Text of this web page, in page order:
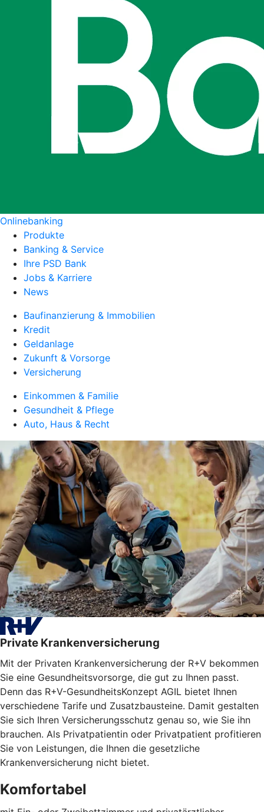
Onlinebanking
Produkte
Banking & Service
Ihre PSD Bank
Jobs & Karriere
News
Baufinanzierung & Immobilien
Kredit
Geldanlage
Zukunft & Vorsorge
Versicherung
Einkommen & Familie
Gesundheit & Pflege
Auto, Haus & Recht
Private Krankenversicherung
Mit der Privaten Krankenversicherung der R+V bekommen
Sie eine Gesundheitsvorsorge, die gut zu Ihnen passt.
Denn das R+V-GesundheitsKonzept AGIL bietet Ihnen
verschiedene Tarife und Zusatzbausteine. Damit gestalten
Sie sich Ihren Versicherungsschutz genau so, wie Sie ihn
brauchen. Als Privatpatientin oder Privatpatient profitieren
Sie von Leistungen, die Ihnen die gesetzliche
Krankenversicherung nicht bietet.
Komfortabel